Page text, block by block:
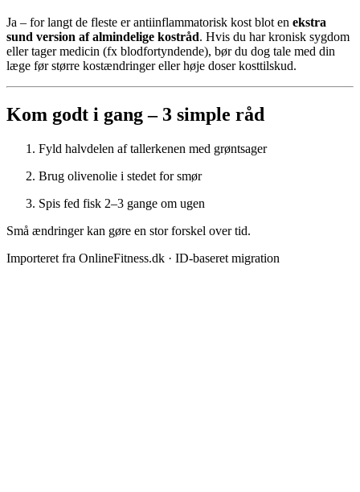
Ja – for langt de fleste er antiinflammatorisk kost blot en ekstra
sund version af almindelige kostråd. Hvis du har kronisk sygdom
eller tager medicin (fx blodfortyndende), bør du dog tale med din
læge før større kostændringer eller høje doser kosttilskud.
Kom godt i gang – 3 simple råd
Fyld halvdelen af tallerkenen med grøntsager
Brug olivenolie i stedet for smør
Spis fed fisk 2–3 gange om ugen
Små ændringer kan gøre en stor forskel over tid.
Importeret fra OnlineFitness.dk · ID-baseret migration